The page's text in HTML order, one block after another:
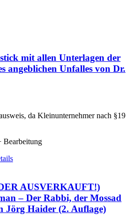
mit allen Unterlagen der
angeblichen Unfalles von Dr.
da Kleinunternehmer nach §19
Bearbeitung
AUSVERKAUFT!)
– Der Rabbi, der Mossad
Jörg Haider (2. Auflage)